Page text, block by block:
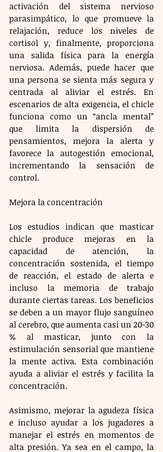
activación del sistema nervioso
parasimpático, lo que promueve la
relajación, reduce los niveles de
cortisol y, finalmente, proporciona
una salida física para la energía
nerviosa. Además, puede hacer que
una persona se sienta más segura y
centrada al aliviar el estrés. En
escenarios de alta exigencia, el chicle
funciona como un “ancla mental”
que limita la dispersión de
pensamientos, mejora la alerta y
favorece la autogestión emocional,
incrementando la sensación de
control.
Mejora la concentración
Los estudios indican que masticar
chicle produce mejoras en la
capacidad de atención, la
concentración sostenida, el tiempo
de reacción, el estado de alerta e
incluso la memoria de trabajo
durante ciertas tareas. Los beneficios
se deben a un mayor flujo sanguíneo
al cerebro, que aumenta casi un 20-30
% al masticar, junto con la
estimulación sensorial que mantiene
la mente activa. Esta combinación
ayuda a aliviar el estrés y facilita la
concentración.
Asimismo, mejorar la agudeza física
e incluso ayudar a los jugadores a
manejar el estrés en momentos de
alta presión. Ya sea en el campo, la